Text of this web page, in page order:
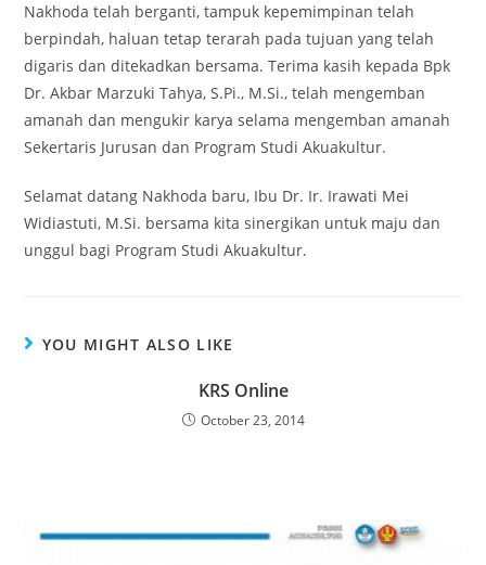
Nakhoda telah berganti, tampuk kepemimpinan telah
berpindah, haluan tetap terarah pada tujuan yang telah
digaris dan ditekadkan bersama. Terima kasih kepada Bpk
Dr. Akbar Marzuki Tahya, S.Pi., M.Si., telah mengemban
amanah dan mengukir karya selama mengemban amanah
Sekertaris Jurusan dan Program Studi Akuakultur.
Selamat datang Nakhoda baru, Ibu Dr. Ir. Irawati Mei
Widiastuti, M.Si. bersama kita sinergikan untuk maju dan
unggul bagi Program Studi Akuakultur.
YOU MIGHT ALSO LIKE
KRS Online
October 23, 2014